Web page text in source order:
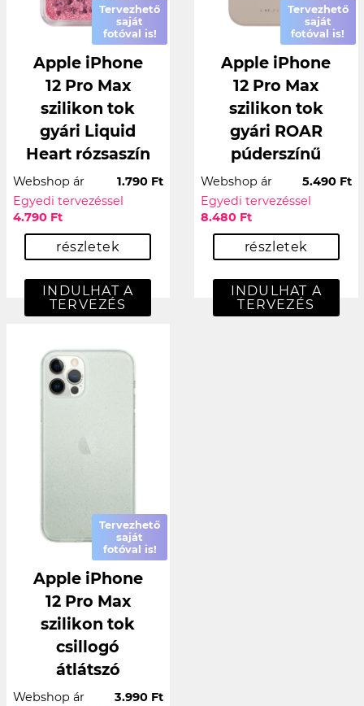
Tervezhető
saját
fotóval is!
Apple iPhone
12 Pro Max
szilikon tok
gyári Liquid
Heart rózsaszín
Webshop ár
1.790 Ft
Egyedi tervezéssel
4.790 Ft
részletek
INDULHAT A
TERVEZÉS
Tervezhető
saját
fotóval is!
Apple iPhone
12 Pro Max
szilikon tok
gyári ROAR
púderszínű
Webshop ár
5.490 Ft
Egyedi tervezéssel
8.480 Ft
részletek
INDULHAT A
TERVEZÉS
Tervezhető
saját
fotóval is!
Apple iPhone
12 Pro Max
szilikon tok
csillogó
átlátszó
Webshop ár
3.990 Ft